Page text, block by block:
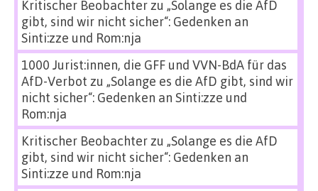
Kritischer Beobachterzu „Solange es die AfD
gibt, sind wir nicht sicher“: Gedenken an
Sinti:zze und Rom:nja
1000 Jurist:innen, die GFF und VVN-BdA für das
AfD-Verbot zu „Solange es die AfD gibt, sind wir
nicht sicher“: Gedenken an Sinti:zze und
Rom:nja
Kritischer Beobachterzu „Solange es die AfD
gibt, sind wir nicht sicher“: Gedenken an
Sinti:zze und Rom:nja